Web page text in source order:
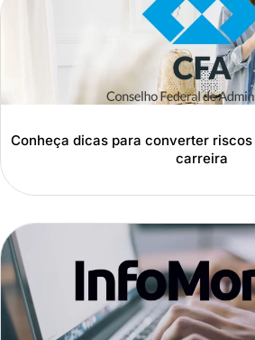
Conheça dicas para converter
carreira